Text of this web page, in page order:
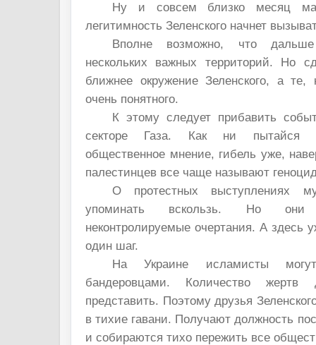
Ну и совсем близко месяц
легитимность Зеленского начнет
Вполне возможно, что
нескольких важных территорий. Но
ближнее окружение Зеленского, а те,
очень понятного.
К этому следует прибавить
секторе Газа. Как ни пытайся
общественное мнение, гибель уже,
палестинцев все чаще называют
О протестных выступлениях
упоминать вскользь. Но
неконтролируемые очертания. А здесь
один шаг.
На Украине исламисты
бандеровцами. Количество
представить. Поэтому друзья
в тихие гавани. Получают должность
и собираются тихо пережить все